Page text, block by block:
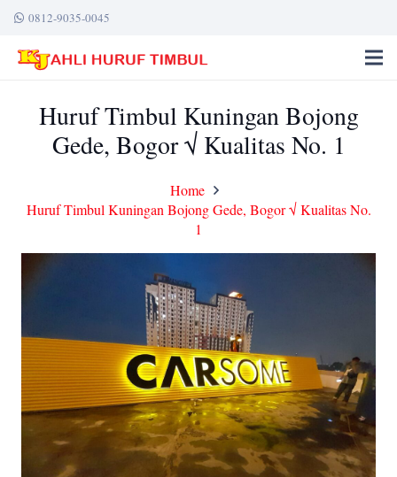
0812-9035-0045
Huruf Timbul Kuningan Bojong
Gede, Bogor √ Kualitas No. 1
Home
Huruf Timbul Kuningan Bojong Gede, Bogor √ Kualitas No.
1